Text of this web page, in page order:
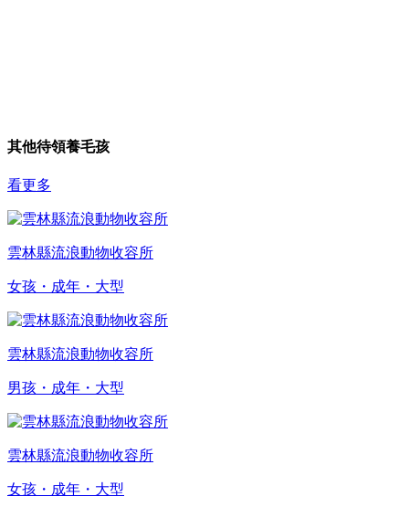
其他待領養毛孩
看更多
雲林縣流浪動物收容所
女孩・成年・大型
雲林縣流浪動物收容所
男孩・成年・大型
雲林縣流浪動物收容所
女孩・成年・大型